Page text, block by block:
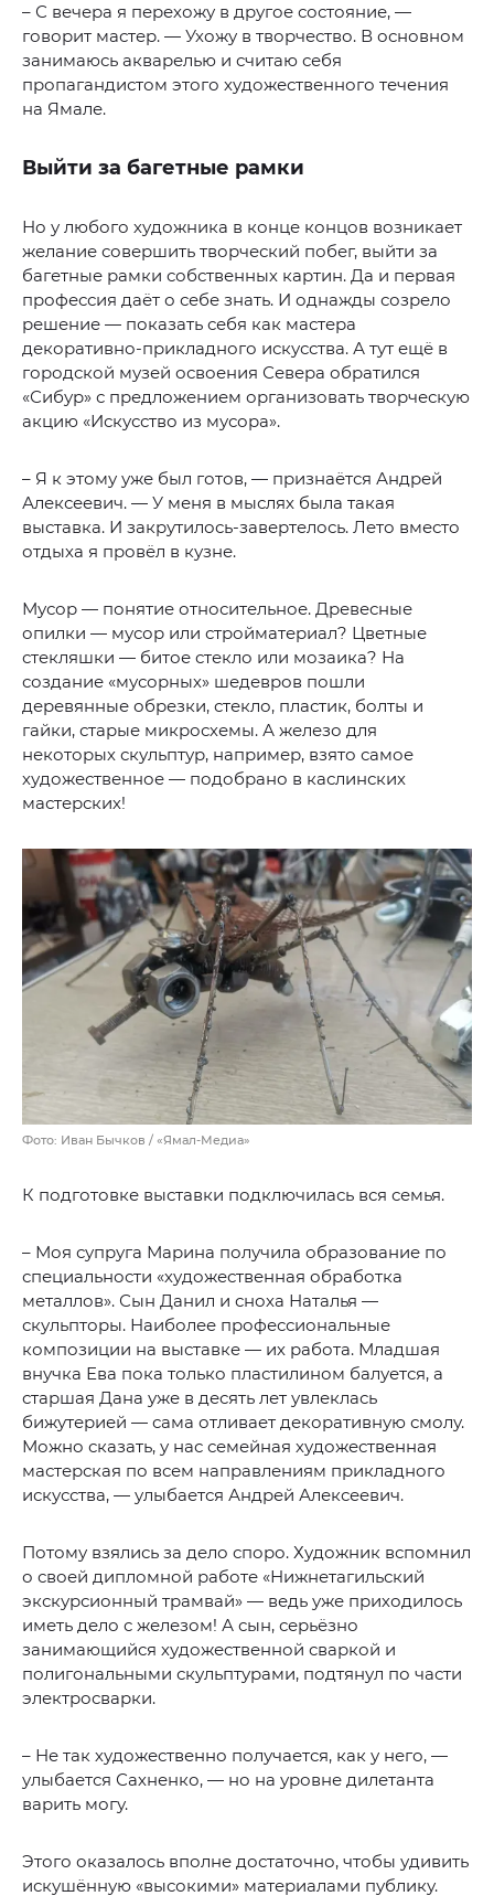
– С вечера я перехожу в другое состояние, —
говорит мастер. — Ухожу в творчество. В основном
занимаюсь акварелью и считаю себя
пропагандистом этого художественного течения
на Ямале.
Выйти за багетные рамки
Но у любого художника в конце концов возникает
желание совершить творческий побег, выйти за
багетные рамки собственных картин. Да и первая
профессия даёт о себе знать. И однажды созрело
решение — показать себя как мастера
декоративно-прикладного искусства. А тут ещё в
городской музей освоения Севера обратился
«Сибур» с предложением организовать творческую
акцию «Искусство из мусора».
– Я к этому уже был готов, — признаётся Андрей
Алексеевич. — У меня в мыслях была такая
выставка. И закрутилось-завертелось. Лето вместо
отдыха я провёл в кузне.
Мусор — понятие относительное. Древесные
опилки — мусор или стройматериал? Цветные
стекляшки — битое стекло или мозаика? На
создание «мусорных» шедевров пошли
деревянные обрезки, стекло, пластик, болты и
гайки, старые микросхемы. А железо для
некоторых скульптур, например, взято самое
художественное — подобрано в каслинских
мастерских!
Фото: Иван Бычков / «Ямал-Медиа»
К подготовке выставки подключилась вся семья.
– Моя супруга Марина получила образование по
специальности «художественная обработка
металлов». Сын Данил и сноха Наталья —
скульпторы. Наиболее профессиональные
композиции на выставке — их работа. Младшая
внучка Ева пока только пластилином балуется, а
старшая Дана уже в десять лет увлеклась
бижутерией — сама отливает декоративную смолу.
Можно сказать, у нас семейная художественная
мастерская по всем направлениям прикладного
искусства, — улыбается Андрей Алексеевич.
Потому взялись за дело споро. Художник вспомнил
о своей дипломной работе «Нижнетагильский
экскурсионный трамвай» — ведь уже приходилось
иметь дело с железом! А сын, серьёзно
занимающийся художественной сваркой и
полигональными скульптурами, подтянул по части
электросварки.
– Не так художественно получается, как у него, —
улыбается Сахненко, — но на уровне дилетанта
варить могу.
Этого оказалось вполне достаточно, чтобы удивить
искушённую «высокими» материалами публику.